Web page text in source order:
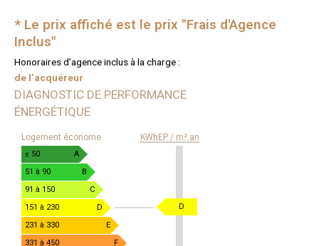
* Le prix affiché est le prix "Frais d'Agence
Inclus"
Honoraires d’agence inclus à la charge :
de l’acquéreur
DIAGNOSTIC DE PERFORMANCE
ÉNERGÉTIQUE
DE
PERFORMANCE
ÉNERGÉTIQUE
Logement économe KWhEP / m².an
≤ 50
A
51 à 90
B
91 à 150
C
151 à 230
D
231 à 330
E
331 à 450
F
DKWhEP